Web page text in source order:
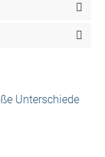
Unterschiede